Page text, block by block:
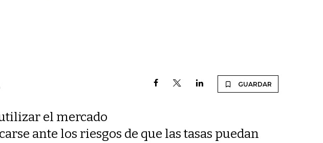
GUARDAR
el mercado
ante los riesgos de que las tasas puedan